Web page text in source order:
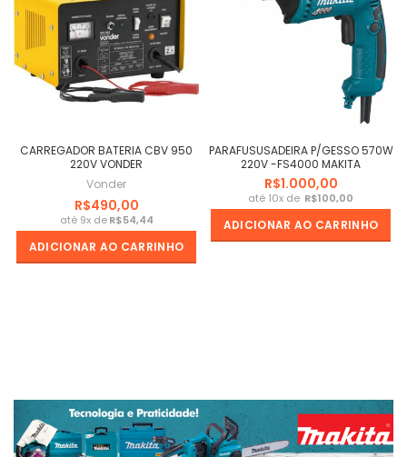
CARREGADOR BATERIA CBV 950
220V VONDER
Vonder
R$
R$
ADICIONAR AO CARRINHO
PARAFUSUSADEIRA P/GESSO 570W
220V -FS4000 MAKITA
R$
R$
ADICIONAR AO CARRINHO